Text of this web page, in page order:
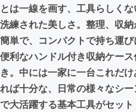
とは一線を画す、工具らしく
洗練された美しさ。整理、収納
簡単で、コンパクトで持ち運び
便利なハンドル付き収納ケース
き。中には一家に一台これだ
れば十分な、日常の様々なシー
で大活躍する基本工具がセット